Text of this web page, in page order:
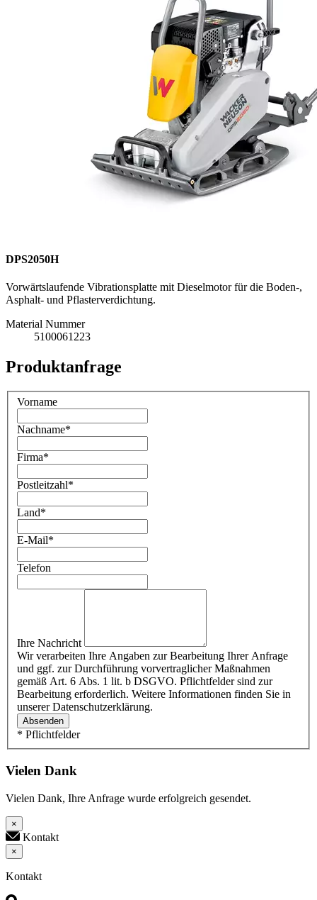
DPS2050H
Vorwärtslaufende Vibrationsplatte mit Dieselmotor für die Boden-,
Asphalt- und Pflasterverdichtung.
Material Nummer
5100061223
Produktanfrage
Vorname
Nachname*
Firma*
Postleitzahl*
Land*
E-Mail*
Telefon
Ihre Nachricht
Wir verarbeiten Ihre Angaben zur Bearbeitung Ihrer Anfrage
und ggf. zur Durchführung vorvertraglicher Maßnahmen
gemäß Art. 6 Abs. 1 lit. b DSGVO. Pflichtfelder sind zur
Bearbeitung erforderlich. Weitere Informationen finden Sie in
unserer Datenschutzerklärung.
Absenden
* Pflichtfelder
Vielen Dank
Vielen Dank, Ihre Anfrage wurde erfolgreich gesendet.
×
Kontakt
×
Kontakt